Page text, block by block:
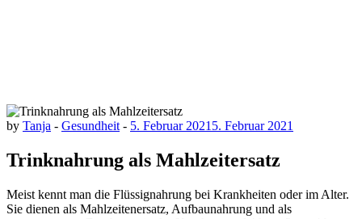
by Tanja - Gesundheit - 5. Februar 2021 5. Februar 2021
Trinknahrung als Mahlzeitersatz
Meist kennt man die Flüssignahrung bei Krankheiten oder im Alter.
Sie dienen als Mahlzeitenersatz, Aufbaunahrung und als